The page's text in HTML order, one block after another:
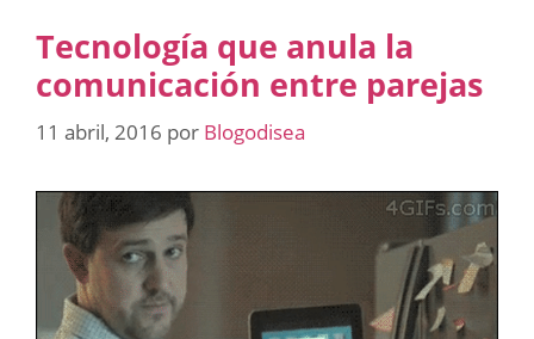
Tecnología que anula la
comunicación entre parejas
11 abril, 2016 por Blogodisea